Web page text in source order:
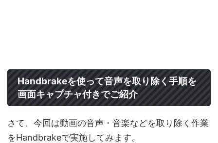
Handbrakeを使って音声を取り除く手順を
画面キャプチャ付きでご紹介
さて、今回は動画の音声・音楽などを取り除く作業
をHandbrakeで実施してみます。